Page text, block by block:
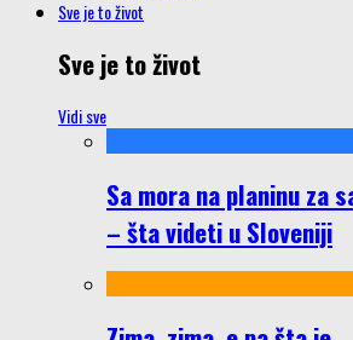
Sve je to život
Sve je to život
Vidi sve
Sa mora na planinu za
– šta videti u Sloveniji